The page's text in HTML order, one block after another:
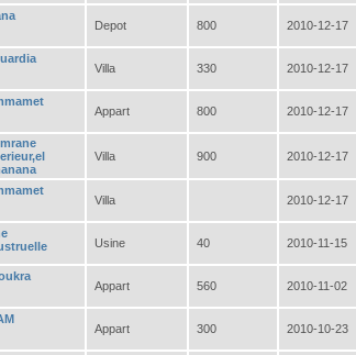
Depot 800 2010-12-17
Villa 330 2010-12-17
Appart 800 2010-12-17
Villa 900 2010-12-17
Villa 2010-12-17
Usine 40 2010-11-15
Appart 560 2010-11-02
Appart 300 2010-10-23